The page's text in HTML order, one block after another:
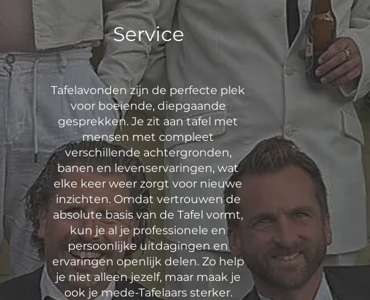
Service
Tafelavonden zijn de perfecte plek
voor boeiende, diepgaande
gesprekken. Je zit aan tafel met
mensen met compleet
verschillende achtergronden,
banen en levenservaringen, wat
elke keer weer zorgt voor nieuwe
inzichten. Omdat vertrouwen de
absolute basis van de Tafel vormt,
kun je al je professionele en
persoonlijke uitdagingen en
ervaringen openlijk delen. Zo help
je niet alleen jezelf, maar maak je
ook je mede-Tafelaars sterker.